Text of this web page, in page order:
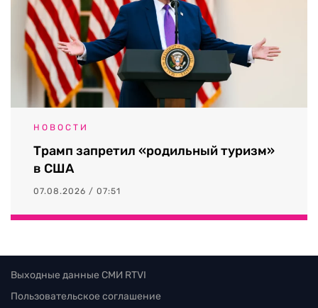
НОВОСТИ
Трамп запретил «родильный туризм»
в США
07.08.2026 / 07:51
Выходные данные СМИ RTVI
Пользовательское соглашение